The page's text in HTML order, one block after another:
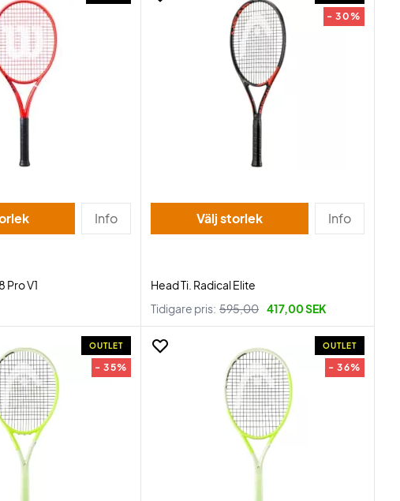
storlek Info
Pro V1
- 30%
Välj storlek Info
Head Ti. Radical Elite
Tidigare pris: 595,00 417,00 SEK
OUTLET
- 35%
OUTLET
- 36%